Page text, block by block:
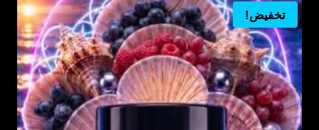
تخفيض!